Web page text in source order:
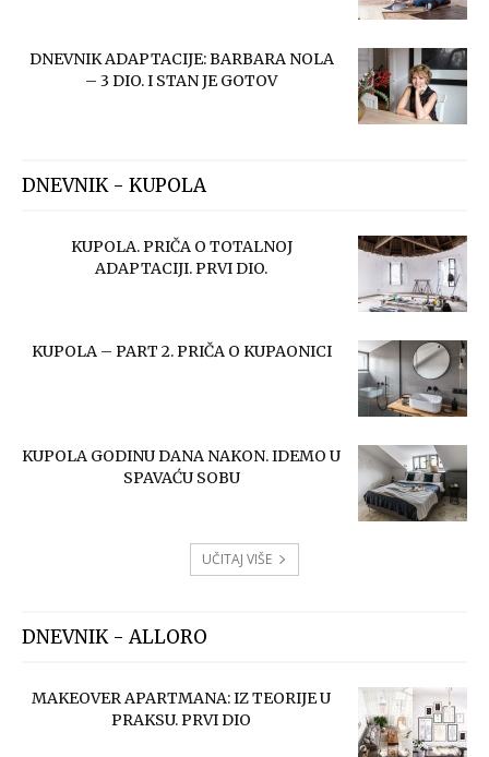
DNEVNIK ADAPTACIJE: BARBARA NOLA
– 3 DIO. I STAN JE GOTOV
DNEVNIK - KUPOLA
KUPOLA. PRIČA O TOTALNOJ
ADAPTACIJI. PRVI DIO.
KUPOLA – PART 2. PRIČA O KUPAONICI
KUPOLA GODINU DANA NAKON. IDEMO U
SPAVAĆU SOBU
UČITAJ VIŠE
DNEVNIK - ALLORO
MAKEOVER APARTMANA: IZ TEORIJE U
PRAKSU. PRVI DIO